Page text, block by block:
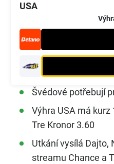
USA
Švédové potřebují
Výhra USA má
Tre Kronor 3.60
Utkání vysílá Dajto,
streamu Chance a